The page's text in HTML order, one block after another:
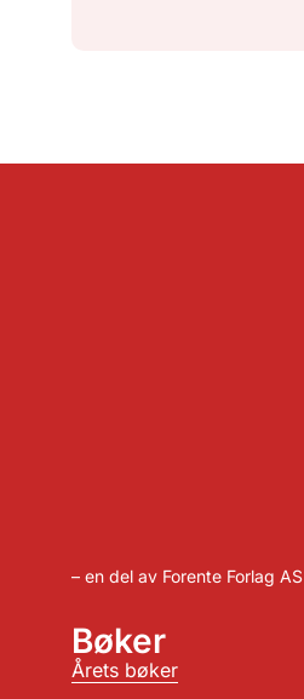
– en del av Forente Forlag AS
Bøker
Årets bøker